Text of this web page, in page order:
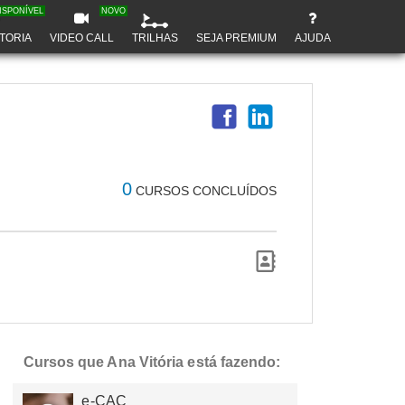
VIDEO CALL
NOVO
TRILHAS SEJA PREMIUM AJUDA
0 CURSOS CONCLUÍDOS
Cursos que Ana Vitória está fazendo:
e-CAC